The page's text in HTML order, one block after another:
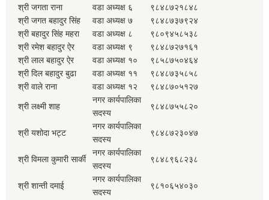
श्री जगता राना
वडा अध्यक्ष ६
९८४८७२१८४८
श्री जगत बहादुर सिंह
वडा अध्यक्ष ७
९८४८७३७९२४
श्री बहादुर सिंह महरा
वडा अध्यक्ष ८
९८०९४५८५३८
श्री रमेश बहादुर ऐर
वडा अध्यक्ष ९
९८४८७२७१६१
श्री लाल बहादुर ऐर
वडा अध्यक्ष १०
९८५८७५०४६४
श्री दिल बहादुर बुढा
वडा अध्यक्ष ११
९८४८७३५८५८
श्री वाले राना
वडा अध्यक्ष १२ ९८४८७०५१२७
श्री लक्ष्मी शाह
नगर कार्यपालिका
सदस्य
९८४८७५५८२०
श्री यशोदा भट्ट
नगर कार्यपालिका
सदस्य
९८४८७२३०४७
श्री विमला कुमारी सार्की
नगर कार्यपालिका
सदस्य
९८४८९६८२३८
श्री शान्ती दमाई
नगर कार्यपालिका
सदस्य
९८१०६५४०३०